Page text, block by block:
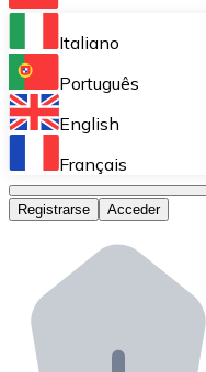
Bitnovo Ramp
Integra nuestra
Bitnovo Giftcards
Bitnovo OTC
Bitnovo ATM
Integra un ATM
Bitnovo API
Italiano
Português
English
Français
Registrarse Acceder